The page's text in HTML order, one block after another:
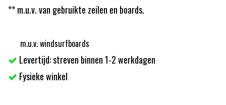
** m.u.v. van gebruikte zeilen en boards.
m.u.v. windsurfboards
Levertijd: streven binnen 1-2 werkdagen
Fysieke winkel